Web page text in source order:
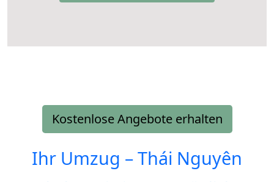
Kostenlose Angebote erhalten
Ihr Umzug –Thái Nguyên